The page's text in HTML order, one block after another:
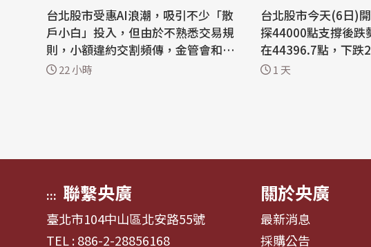
台北股市受惠AI浪潮，吸引不少「散
戶小白」投入，但由於不熟悉交易規
則，小額違約交割頻傳，金管會和證
交所研議，未來若投資人違約交割，
22 小時
台北股市今天(6日)
探44000點支撐後跌
在44396.7點，下跌
48%，成交金額新台
1 天
::: 聯繫央廣
臺北市104中山區北安路55號
TEL : 886-2-28856168
關於央廣
最新消息
採購公告